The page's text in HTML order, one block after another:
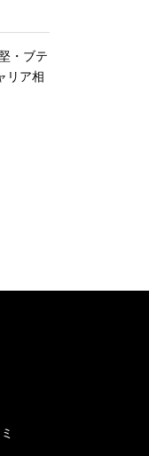
・ブテ
リア相